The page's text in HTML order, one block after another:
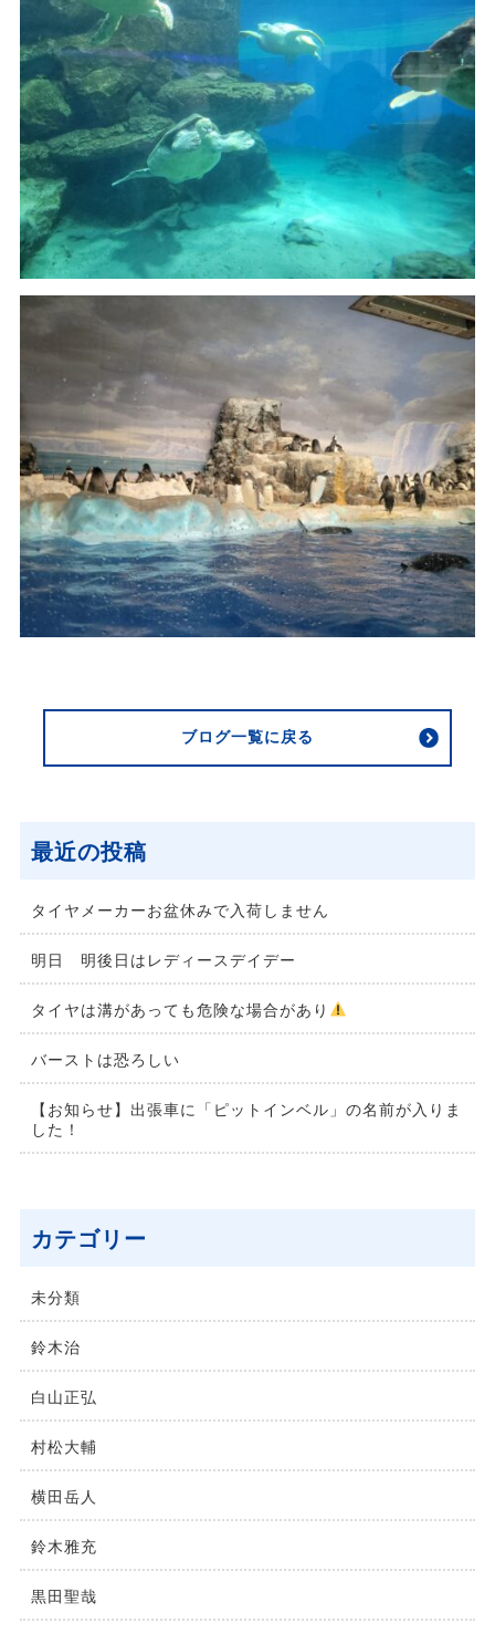
ブログ一覧に戻る
最近の投稿
タイヤメーカーお盆休みで入荷しません
明日 明後日はレディースデイデー
タイヤは溝があっても危険な場合があり
バーストは恐ろしい
【お知らせ】出張車に「ピットインベル」の名前が入りま
した！
カテゴリー
未分類
鈴⽊治
⽩⼭正弘
村松⼤輔
横⽥岳⼈
鈴木雅充
黒田聖哉